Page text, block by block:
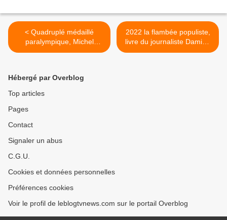
< Quadruplé médaillé
paralympique, Michel
Jeremiasz pousse un coup
2022 la flambée populiste,
livre du journaliste Damien
Fleurot et Mathieu
Hébergé par Overblog
Top articles
Pages
Contact
Signaler un abus
C.G.U.
Cookies et données personnelles
Préférences cookies
Voir le profil de leblogtvnews.com sur le portail Overblog